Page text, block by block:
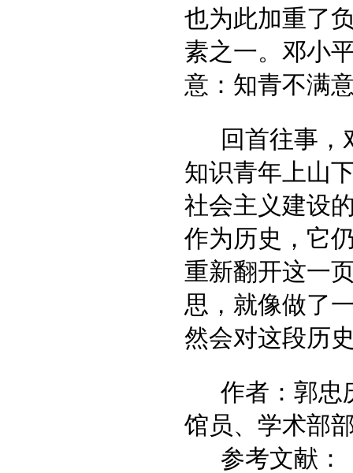
也为此加重了
素之一。邓小
意：知青不满
回首往事
知识青年上山
社会主义建设
作为历史，它
重新翻开这一
思，就像做了
然会对这段历
作者：郭忠
馆员、学术部
参考文献：